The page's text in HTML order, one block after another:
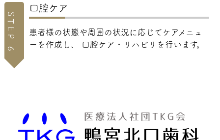
STEP 6
口腔ケア
患者様の状態や周囲の状況に応じてケアメニュ
ーを作成し、 口腔ケア・リハビリを行います。